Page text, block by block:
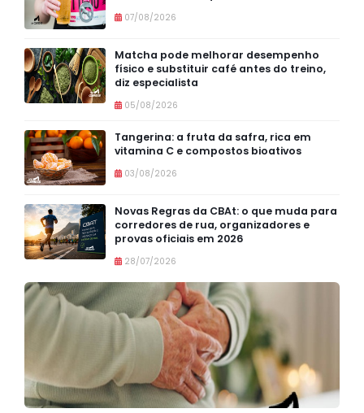
07/08/2026
Matcha pode melhorar desempenho
físico e substituir café antes do treino,
diz especialista
05/08/2026
Tangerina: a fruta da safra, rica em
vitamina C e compostos bioativos
03/08/2026
Novas Regras da CBAt: o que muda para
corredores de rua, organizadores e
provas oficiais em 2026
28/07/2026